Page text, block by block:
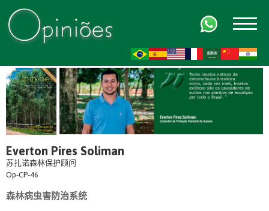
Everton Pires Soliman
苏扎诺森林保护顾问
Op-CP-46
森林病虫害防治系统